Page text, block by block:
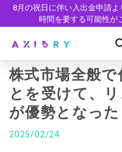
8月の祝日に伴い入出金申請
時間を要する可能性が
はじめに
はじめに
取引
株式市場全般
とを受けて、
が優勢となった
2025/02/24